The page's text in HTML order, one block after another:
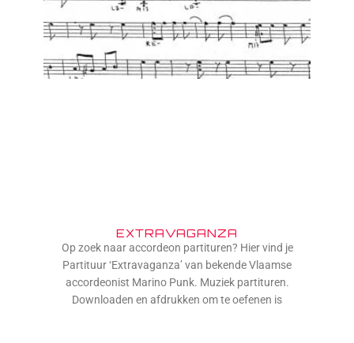
EXTRAVAGANZA
Op zoek naar accordeon partituren? Hier vind je
Partituur ‘Extravaganza’ van bekende Vlaamse
accordeonist Marino Punk. Muziek partituren.
Downloaden en afdrukken om te oefenen is